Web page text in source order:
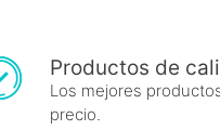
Productos de
Los mejores
precio.